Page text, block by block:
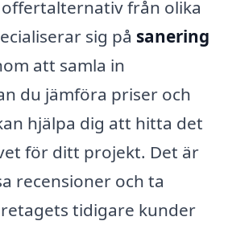
från olika
sig på sanering
att samla in
du jämföra priser och
hjälpa dig att hitta det
för ditt projekt. Det är
recensioner och ta
tidigare kunder